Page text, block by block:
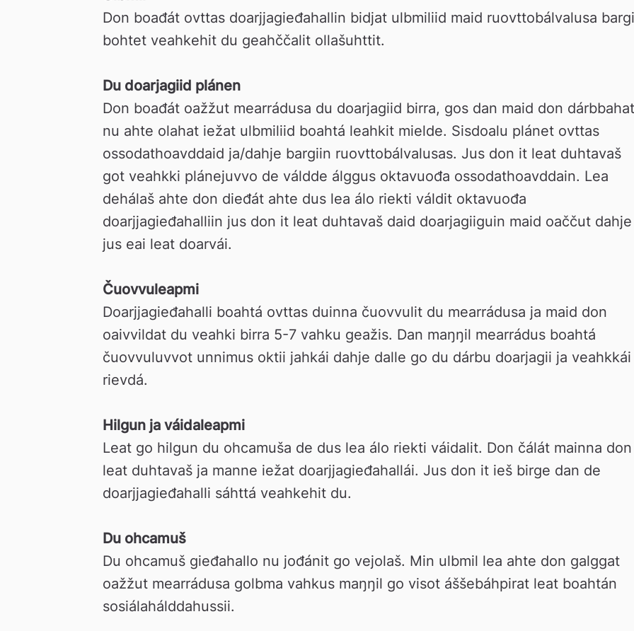
Don boađát ovttas doarjjagieđahallin bidjat ulbmiliid maid ruovttobálvalusa
bohtet veahkehit du geahččalit ollašuhttit.
Du doarjagiid plánen
Don boađát oažžut mearrádusa du doarjagiid birra, gos dan maid don dárbbahat
nu ahte olahat iežat ulbmiliid boahtá leahkit mielde. Sisdoalu plánet ovttas
ossodathoavddaid ja/dahje bargiin ruovttobálvalusas. Jus don it leat duhtavaš
got veahkki plánejuvvo de váldde álggus oktavuođa ossodathoavddain. Lea
dehálaš ahte don dieđát ahte dus lea álo riekti váldit oktavuođa
doarjjagieđahalliin jus don it leat duhtavaš daid doarjagiiguin maid oaččut dahje
jus eai leat doarvái.
Čuovvuleapmi
Doarjjagieđahalli boahtá ovttas duinna čuovvulit du mearrádusa ja maid don
oaivvildat du veahki birra 5-7 vahku geažis. Dan maŋŋil mearrádus boahtá
čuovvuluvvot unnimus oktii jahkái dahje dalle go du dárbu doarjagii ja veahkkái
rievdá.
Hilgun ja váidaleapmi
Leat go hilgun du ohcamuša de dus lea álo riekti váidalit. Don čálát mainna
leat duhtavaš ja manne iežat doarjjagieđahallái. Jus don it ieš birge dan de
doarjjagieđahalli sáhttá veahkehit du.
Du ohcamuš
Du ohcamuš gieđahallo nu jođánit go vejolaš. Min ulbmil lea ahte don galggat
oažžut mearrádusa golbma vahkus maŋŋil go visot áššebáhpirat leat boahtán
sosiálahálddahussii.